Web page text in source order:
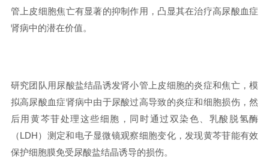
管上皮细胞焦亡有显著的抑制作用，凸显其在治疗高尿酸血症
肾病中的潜在价值。
研究团队用尿酸盐结晶诱发肾小管上皮细胞的炎症和焦亡，模
拟高尿酸血症肾病中由于尿酸过高导致的炎症和细胞损伤，然
后用黄芩苷处理这些细胞，同时通过双染色、乳酸脱氢酶
（LDH）测定和电子显微镜观察细胞变化，发现黄芩苷能有效
保护细胞膜免受尿酸盐结晶诱导的损伤。